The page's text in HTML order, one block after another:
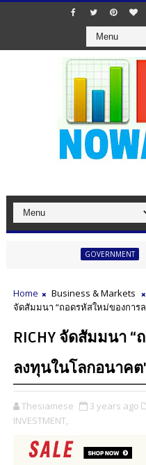
GOVERNMENT วัดดว
Home Business & Markets
จัดสัมมนา “ถอดรหัสใหม่ของการ
RICHY จัดสัมมนา
ลงทุนในโลกอนาคต
Thesiamese 3 years ago
INVESTMENT,